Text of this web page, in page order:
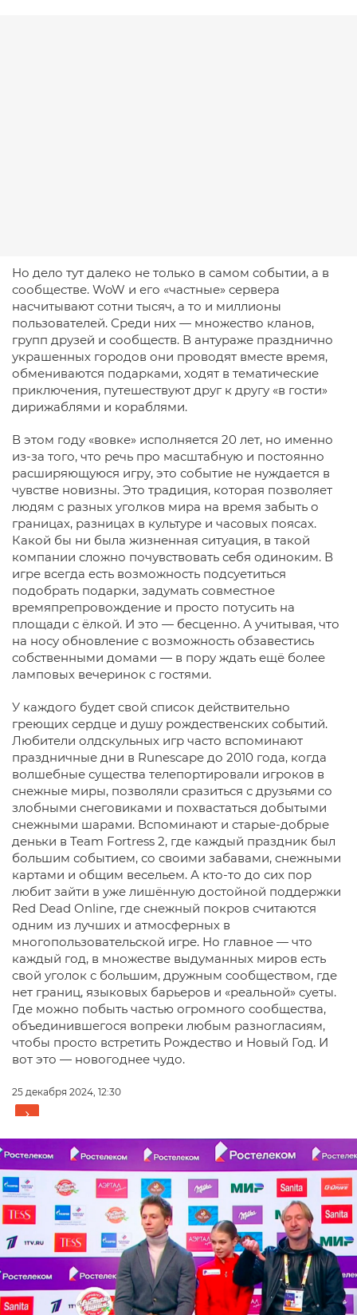
Но дело тут далеко не только в самом событии, а в
сообществе. WoW и его «частные» сервера
насчитывают сотни тысяч, а то и миллионы
пользователей. Среди них — множество кланов,
групп друзей и сообществ. В антураже празднично
украшенных городов они проводят вместе время,
обмениваются подарками, ходят в тематические
приключения, путешествуют друг к другу «в гости»
дирижаблями и кораблями.
В этом году «вовке» исполняется 20 лет, но именно
из-за того, что речь про масштабную и постоянно
расширяющуюся игру, это событие не нуждается в
чувстве новизны. Это традиция, которая позволяет
людям с разных уголков мира на время забыть о
границах, разницах в культуре и часовых поясах.
Какой бы ни была жизненная ситуация, в такой
компании сложно почувствовать себя одиноким. В
игре всегда есть возможность подсуетиться
подобрать подарки, задумать совместное
времяпрепровождение и просто потусить на
площади с ёлкой. И это — бесценно. А учитывая, что
на носу обновление с возможность обзавестись
собственными домами — в пору ждать ещё более
ламповых вечеринок с гостями.
У каждого будет свой список действительно
греющих сердце и душу рождественских событий.
Любители олдскульных игр часто вспоминают
праздничные дни в Runescape до 2010 года, когда
волшебные существа телепортировали игроков в
снежные миры, позволяли сразиться с друзьями со
злобными снеговиками и похвастаться добытыми
снежными шарами. Вспоминают и старые-добрые
деньки в Team Fortress 2, где каждый праздник был
большим событием, со своими забавами, снежными
картами и общим весельем. А кто-то до сих пор
любит зайти в уже лишённую достойной поддержки
Red Dead Online, где снежный покров считаются
одним из лучших и атмосферных в
многопользовательской игре. Но главное — что
каждый год, в множестве выдуманных миров есть
свой уголок с большим, дружным сообществом, где
нет границ, языковых барьеров и «реальной» суеты.
Где можно побыть частью огромного сообщества,
объединившегося вопреки любым разногласиям,
чтобы просто встретить Рождество и Новый Год. И
вот это — новогоднее чудо.
25 декабря 2024, 12:30